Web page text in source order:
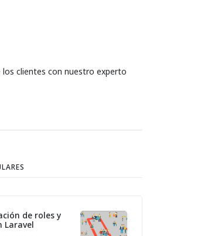
los clientes con nuestro experto
de roles y
Laravel